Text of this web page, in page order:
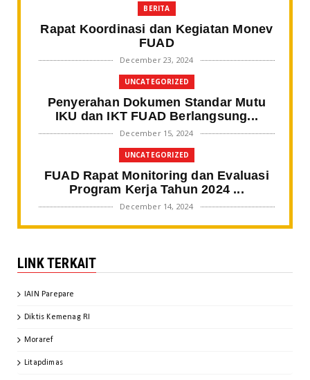
BERITA
Rapat Koordinasi dan Kegiatan Monev
FUAD
December 23, 2024
UNCATEGORIZED
Penyerahan Dokumen Standar Mutu
IKU dan IKT FUAD Berlangsung...
December 15, 2024
UNCATEGORIZED
FUAD Rapat Monitoring dan Evaluasi
Program Kerja Tahun 2024 ...
December 14, 2024
BERITA FAKULTAS
SPI IAIN Parepare Tampil ...
Kaprodi SPI IAIN Parepare Jadi
LINK TERKAIT
IAIN Parepare
Diktis Kemenag RI
Moraref
Litapdimas
mahasiswa agar kalian berprestasi, terutama dalam